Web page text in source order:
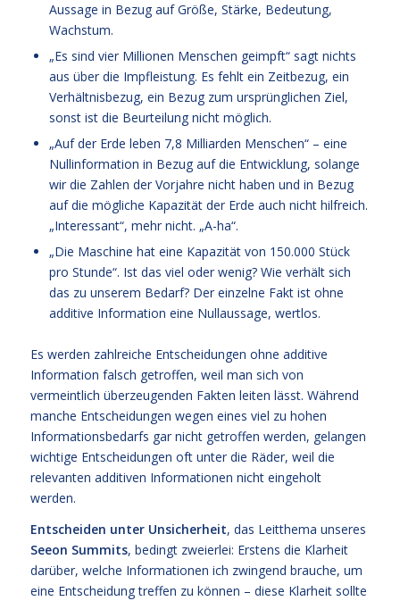
Aussage in Bezug auf Größe, Stärke, Bedeutung,
Wachstum.
„Es sind vier Millionen Menschen geimpft“ sagt nichts
aus über die Impfleistung. Es fehlt ein Zeitbezug, ein
Verhältnisbezug, ein Bezug zum ursprünglichen Ziel,
sonst ist die Beurteilung nicht möglich.
„Auf der Erde leben 7,8 Milliarden Menschen“ – eine
Nullinformation in Bezug auf die Entwicklung, solange
wir die Zahlen der Vorjahre nicht haben und in Bezug
auf die mögliche Kapazität der Erde auch nicht hilfreich.
„Interessant“, mehr nicht. „A-ha“.
„Die Maschine hat eine Kapazität von 150.000 Stück
pro Stunde“. Ist das viel oder wenig? Wie verhält sich
das zu unserem Bedarf? Der einzelne Fakt ist ohne
additive Information eine Nullaussage, wertlos.
Es werden zahlreiche Entscheidungen ohne additive
Information falsch getroffen, weil man sich von
vermeintlich überzeugenden Fakten leiten lässt. Während
manche Entscheidungen wegen eines viel zu hohen
Informationsbedarfs gar nicht getroffen werden, gelangen
wichtige Entscheidungen oft unter die Räder, weil die
relevanten additiven Informationen nicht eingeholt
werden.
Entscheiden unter Unsicherheit, das Leitthema unseres
Seeon Summits, bedingt zweierlei: Erstens die Klarheit
darüber, welche Informationen ich zwingend brauche, um
eine Entscheidung treffen zu können – diese Klarheit sollte